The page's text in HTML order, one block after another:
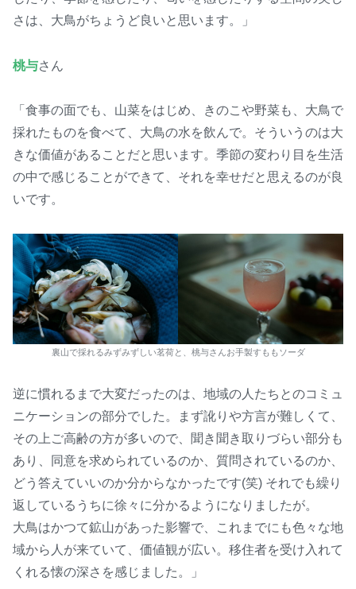
さは、大鳥がちょうど良いと思います。」
桃与さん
「食事の面でも、山菜をはじめ、きのこや野菜も、大鳥で
採れたものを食べて、大鳥の水を飲んで。そういうのは大
きな価値があることだと思います。季節の変わり目を生活
の中で感じることができて、それを幸せだと思えるのが良
いです。
裏山で採れるみずみずしい茗荷と、桃与さんお手製すももソーダ
逆に慣れるまで大変だったのは、地域の人たちとのコミュ
ニケーションの部分でした。まず訛りや方言が難しくて、
その上ご高齢の方が多いので、聞き聞き取りづらい部分も
あり、同意を求められているのか、質問されているのか、
どう答えていいのか分からなかったです(笑) それでも繰り
返しているうちに徐々に分かるようになりましたが。
大鳥はかつて鉱山があった影響で、これまでにも色々な地
域から人が来ていて、価値観が広い。移住者を受け入れて
くれる懐の深さを感じました。」